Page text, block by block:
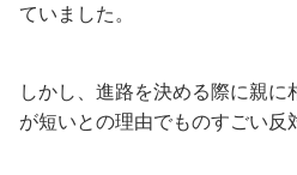
ていました。
しかし、進路を決める際に親
が短いとの理由でものすごい反